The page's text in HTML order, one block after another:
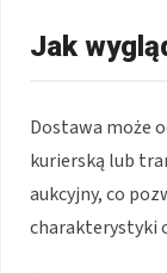
Jak
Dostawa może
kurierską lub
aukcyjny, co
charakterystyki